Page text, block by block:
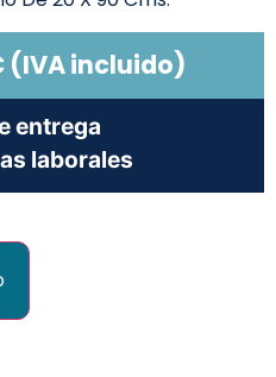
(IVA incluido)
entrega
laborales